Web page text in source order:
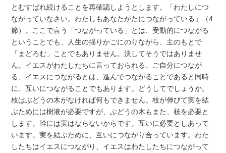
とむすばれ続けることを再確認しようとします。「わたしにつ
ながっていなさい。わたしもあなたがたにつながっている」（4
節）。ここで言う「つながっている」とは、受動的につながる
ということでも、人生の揺りかごにのりながら、主のもとで
「まどろむ」ことでもありません。決してそうではありませ
ん。イエスがわたしたちに言っておられる、ご自分につなが
る、イエスにつながるとは、進んでつながることであると同時
に、互いにつながることでもあります。どうしてでしょうか。
枝はぶどうの木がなければ何もできません。枝が伸びて実を結
ぶためには樹液が必要ですが、ぶどうの木もまた、枝を必要と
します。幹には実はならないからです。互いに必要としあって
います。実を結ぶために、互いにつながり合っています。わた
したちはイエスにつながり、イエスはわたしたちにつながって